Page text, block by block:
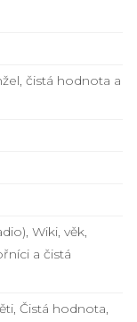
čistá hodnota a
Wiki, věk,
a čistá
Čistá hodnota,